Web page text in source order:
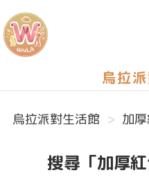
烏拉派對生活館
烏拉派對生活館 加
搜尋「加厚